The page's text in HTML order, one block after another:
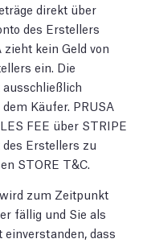
direkt über
des Erstellers
kein Geld von
ein. Die
Käufer. PRUSA
FEE über STRIPE
Erstellers zu
STORE T&C.
zum Zeitpunkt
fällig und Sie als
dass